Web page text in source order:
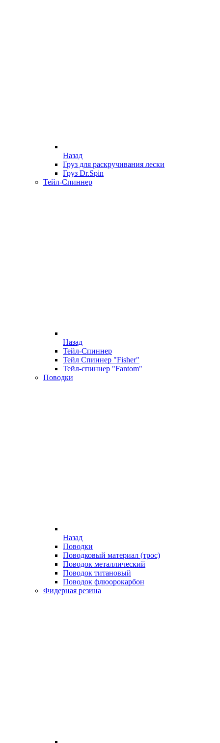
Назад
Груз для раскручивания лески
Груз Dr.Spin
Тейл-Спиннер
Назад
Тейл-Спиннер
Тейл Спиннер "Fisher"
Тейл-спиннер "Fantom"
Поводки
Назад
Поводки
Поводковый материал (трос)
Поводок металлический
Поводок титановый
Поводок флюорокарбон
Фидерная резина